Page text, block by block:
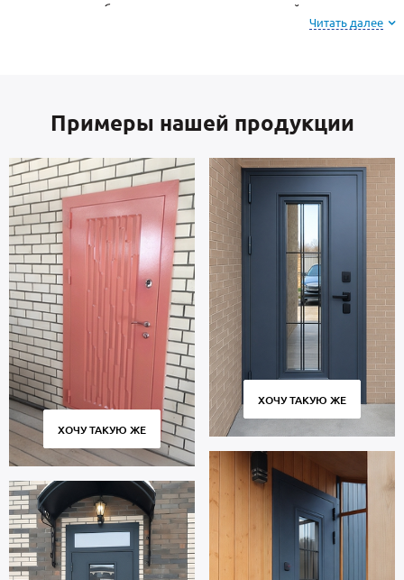
поверхность не боится ударов, осадков, высокой влажности и
представленных на сайте или из образцов у
мастера по замерам.
В основе двери — сталь российского производства, толщиной 2
мм. Отделка внутренней стороны двери: МДФ. Взломостойкие
замки входят в комплект.
В полости створки находится утеплитель пеноплекс.
Уплотнение: 2 контура для дополнительной звукоизоляции.
Дверь порошок предназначена для многолетней эксплуатации и
сохраняет работоспособность множества циклов открывания и
закрывания. Использование качественных комплектующих и
контроль за точным соответствием размеров обеспечивают
плотное прилегание створки к коробке без зазоров и
сквозняков.
Стоимость указана за базовый размер 2000х800 мм. Гарантия 5
лет.
Позвоните в отдел продаж или оставьте заявку на сайте, чтобы
заказать дверь по индивидуальным размерам. Бесплатный
вызов замерщика. Быстрое изготовление. Доставка по Москве и
Московской области, профессиональный монтаж.
Читать далее
Примеры нашей продукции
ХОЧУ ТАКУЮ ЖЕ
ХОЧУ ТАКУЮ ЖЕ